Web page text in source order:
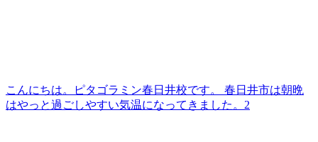
こんにちは。ピタゴラミン春日井校です。 春日井市は朝晩
はやっと過ごしやすい気温になってきました。2